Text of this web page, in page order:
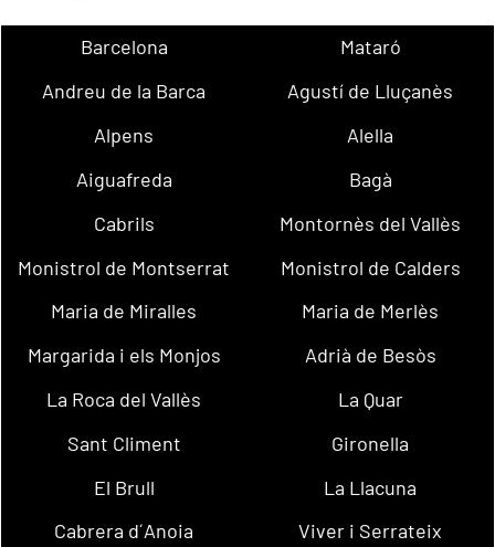
Barcelona
Mataró
Andreu de la Barca
Agustí de Lluçanès
Alpens
Alella
Aiguafreda
Bagà
Cabrils
Montornès del Vallès
Monistrol de Montserrat
Monistrol de Calders
Maria de Miralles
Maria de Merlès
Margarida i els Monjos
Adrià de Besòs
La Roca del Vallès
La Quar
Sant Climent
Gironella
El Brull
La Llacuna
Cabrera d´Anoia
Viver i Serrateix